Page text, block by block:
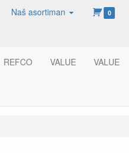
Naš asortiman 0
REFCO VALUE VALUE